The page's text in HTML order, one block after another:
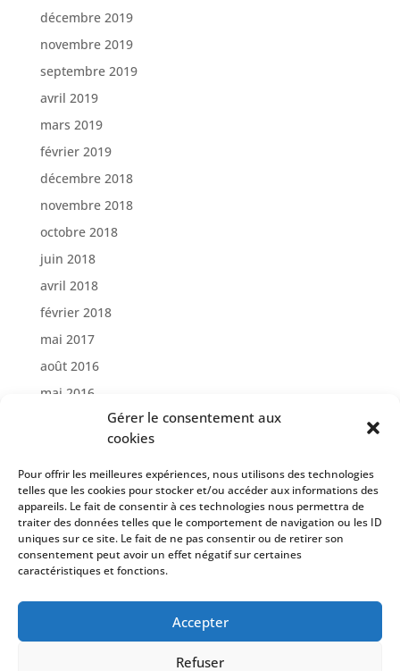
Gérer le consentement aux
cookies
Pour offrir les meilleures expériences, nous utilisons des technologies
telles que les cookies pour stocker et/ou accéder aux informations des
appareils. Le fait de consentir à ces technologies nous permettra de
traiter des données telles que le comportement de navigation ou les ID
uniques sur ce site. Le fait de ne pas consentir ou de retirer son
consentement peut avoir un effet négatif sur certaines
caractéristiques et fonctions.
Accepter
Refuser
décembre 2019
novembre 2019
septembre 2019
avril 2019
mars 2019
février 2019
décembre 2018
novembre 2018
octobre 2018
juin 2018
avril 2018
février 2018
mai 2017
août 2016
mai 2016
Catégories
Création de site internet
Reportage Photos
MON SITE INTERNET © 2001 - 2026 BY STUDIO